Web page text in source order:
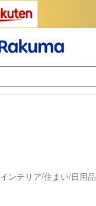
インテリア/住まい/日用品